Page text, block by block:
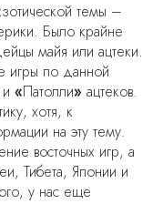
темы –
Было крайне
майя или ацтеки.
игры по данной
«Патолли» ацтеков.
хотя, к
на эту тему.
восточных игр, а
Тибета, Японии и
у нас еще